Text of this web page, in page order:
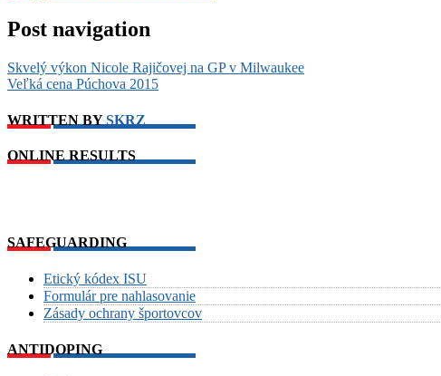
Post navigation
Skvelý výkon Nicole Rajičovej na GP v Milwaukee
Veľká cena Púchova 2015
WRITTEN BYSKRZ
ONLINE RESULTS
SAFEGUARDING
Etický kódex ISU
Formulár pre nahlasovanie
Zásady ochrany športovcov
ANTIDOPING